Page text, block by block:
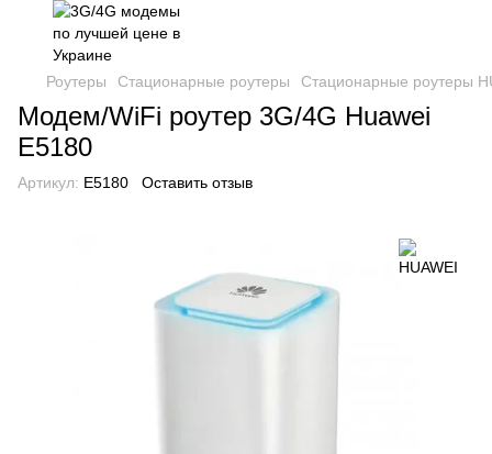
Роутеры Стационарные роутеры Стационарные роутеры
Модем/WiFi роутер 3G/4G Huawei
E5180
Артикул: E5180 Оставить отзыв